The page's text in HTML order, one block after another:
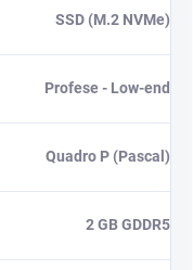
SSD (M.2 NVMe)
Profese - Low-end
Quadro P (Pascal)
2 GB GDDR5